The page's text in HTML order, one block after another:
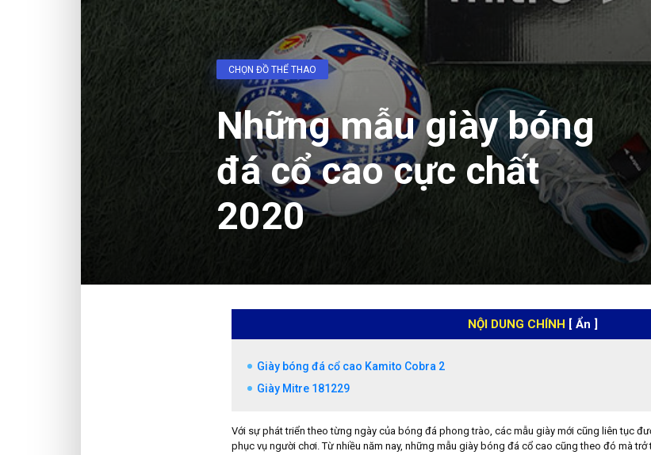
CHỌN ĐỒ THỂ THAO
Những mẫu giày bóng
đá cổ cao cực chất
2020
NỘI DUNG CHÍNH [ Ẩn ]
Giày bóng đá cổ cao Kamito Cobra 2
Giày Mitre 181229
Với sự phát triển theo từng ngày của bóng đá phong trào, các mẫu giày mới cũng liên tục
phục vụ người chơi. Từ nhiều năm nay, những mẫu giày bóng đá cổ cao cũng theo đó mà